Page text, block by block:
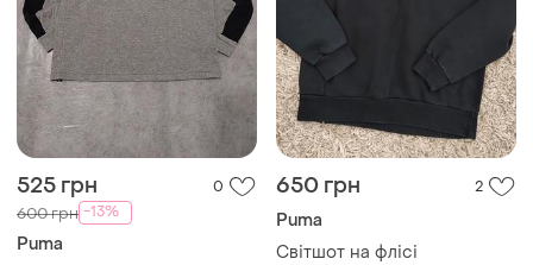
525 грн 0
600 грн -13%
Puma
650 грн 2
Puma
Світшот на флісі